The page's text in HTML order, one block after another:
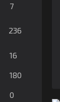
7
236
16
180
0